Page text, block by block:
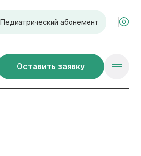
Педиатрический абонемент
Оставить заявку